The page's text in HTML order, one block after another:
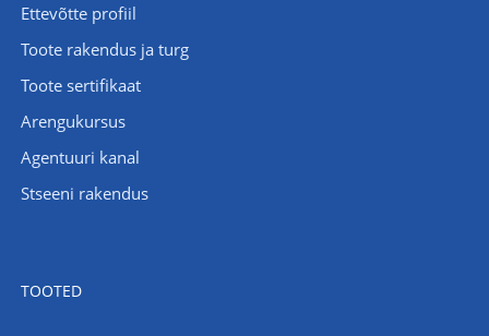
Ettevõtte profiil
Toote rakendus ja turg
Toote sertifikaat
Arengukursus
Agentuuri kanal
Stseeni rakendus
TOOTED